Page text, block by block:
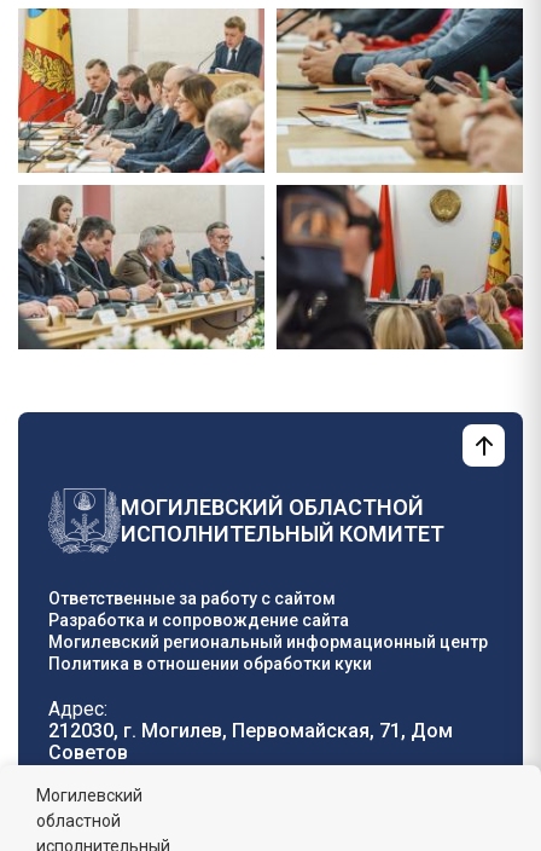
МОГИЛЕВСКИЙ ОБЛАСТНОЙ
ИСПОЛНИТЕЛЬНЫЙ КОМИТЕТ
Ответственные за работу с сайтом
Разработка и сопровождение сайта
Могилевский региональный информационный центр
Политика в отношении обработки куки
Адрес:
212030, г. Могилев, Первомайская, 71, Дом
Cоветов
Телефон горячей
линии:
8 (0222) 71-32-55
Могилевский
областной
исполнительный